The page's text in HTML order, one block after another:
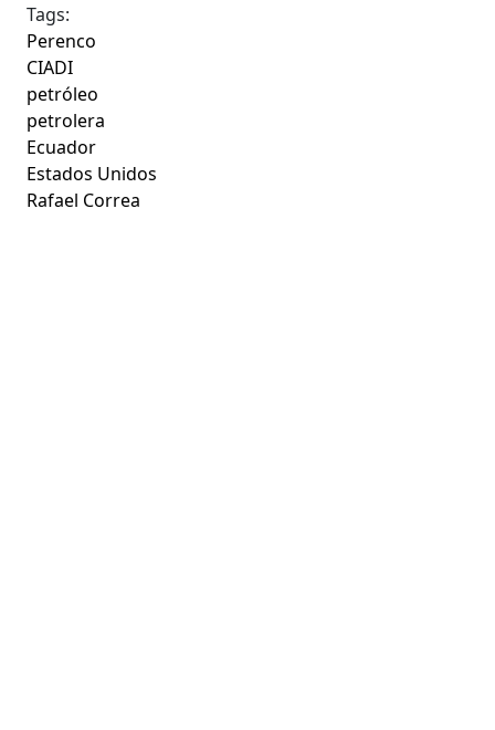
Tags:
Perenco
CIADI
petróleo
petrolera
Ecuador
Estados Unidos
Rafael Correa